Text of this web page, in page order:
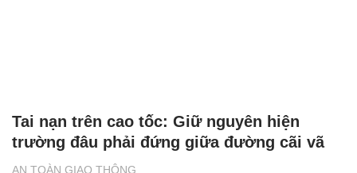
AN TOÀN GIAO THÔNG
Tai nạn trên cao tốc: Giữ nguyên hiện
trường đâu phải đứng giữa đường cãi vã